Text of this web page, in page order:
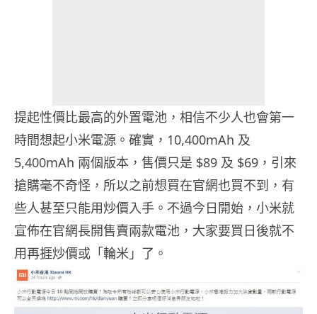
提起性價比最高的外置電池，相信不少人也會第一
時間想起小米電源。確實，10,400mAh 及
5,400mAh 兩個版本，售價只是 $89 及 $69，引來
搶購毫不奇怪，所以之前想買在官網也買不到，有
些人甚至只能用炒價入手。不過今日開始，小米就
宣佈在官網長開售賣兩款電池，大家要買日後就不
用再捱炒價或「輪米」了。